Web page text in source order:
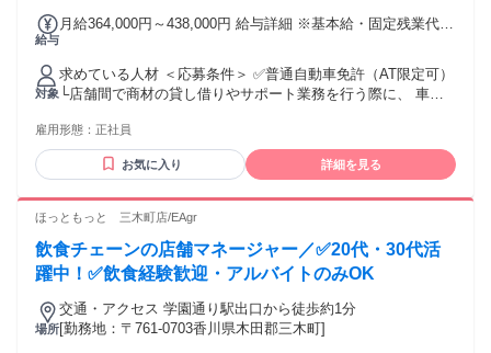
すことができます ・社会人未経験歓迎 ・社会人経験10年以上
（長期勤続によるキャリア形成のため））
馬、北海道と、全国各地で働いてきました。 最初は転勤が不
会が本当に楽しく、地域ごとの働き方の違いを肌で感じられ
るのが刺激的でした。 会社が社宅を用意してくれるので生活
満喫しています。 北海道では店舗運営が寒冷地仕様ならでは
の工夫が必要だったり、東京では時間との戦いを経験したり
と、一つひとつが貴重な学びになっています。 どの土地でも
を据えじっくりキャリアを築いていきたい方！ ・20代・30代
活躍中 ・第ニ新卒歓迎 ・Uターン・Iターン・UIターン歓迎
・社会人未経験歓迎 年齢の条件と理由：あり（例外事由3号の
イ・49歳未満（長期勤続によるキャリア形成のため））
給与
月給364,000円～438,000円 給与詳細 ※基本給・固定残業代の
あり 1ヶ月あたり7万9000円 〜 9万5000円（固定残業時間：1
ヶ月あたり35時間） 固定残業時間を超えた勤務時間について
は別途残業代を支給する 【一律手当】 全員に一律で支払われ
る通勤・皆勤・家族手当金額：なし 全員に一律で支払われる
規定に基づいて決定します。 ・研修店舗および配属店舗は原
則、 現住所から通勤可能な店舗で 調整しますが、表記の店舗
以外になる 可能性があります。 ・高収入 ・賞与あり ・固定
給25万円以上 ・固定給35万円以上
対象
求めている人材 ＜応募条件＞ ✅普通自動車免許（AT限定可）
└店舗間で商材の貸し借りやサポート業務を行う際に、 車で
未満（長期勤続によるキャリア形成のため） ✅高卒以上 アル
バイト経験のみでもご応募歓迎！ ホール・キッチンスタッフ
や、短時間の調理補助など、 派遣社員、アルバイト、パート
ください。 ✅リージョナルコース 当社が定めた各エリア内の
転勤の可能性があります） 「地域密着で働きたい」という方
に 合います。 ※希望に応じてコース変更も可能です！（勤続
て、柔軟に対応検討いたします。 ⭐こんな方が活躍中！⭐ ・
飲食店運営などの管理職、マネージャー ・飲食店、コンビ
雇用形態： 正社員
お気に入り 詳細を見る
ほっともっと 三木町店/EAgr
飲食チェーンの店舗マネージャー／✅20代・30代活
躍中！✅飲食経験歓迎・アルバイトのみOK
場所
交通・アクセス 学園通り駅出口から徒歩約1分
[勤務地：〒761-0703香川県木田郡三木町]